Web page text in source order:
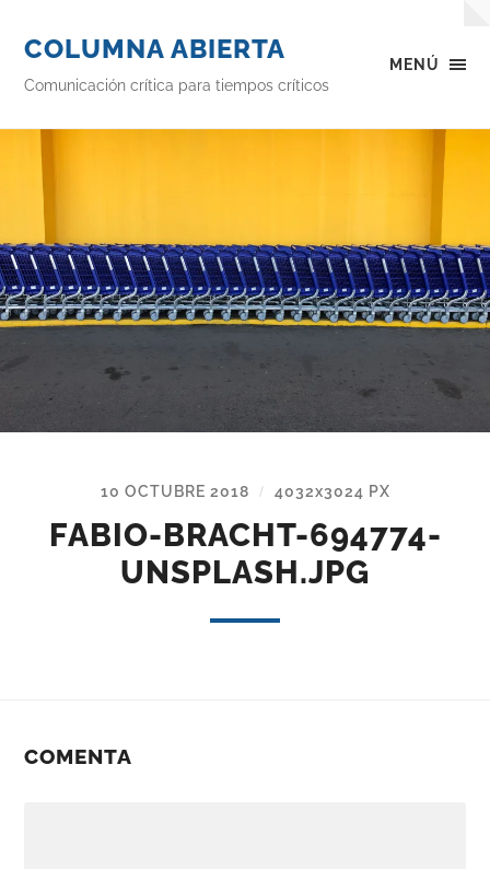
MENÚ
COLUMNA ABIERTA
Comunicación crítica para tiempos críticos
10 OCTUBRE 2018 / 4032x3024 PX
FABIO-BRACHT-694774-
UNSPLASH.JPG
COMENTA